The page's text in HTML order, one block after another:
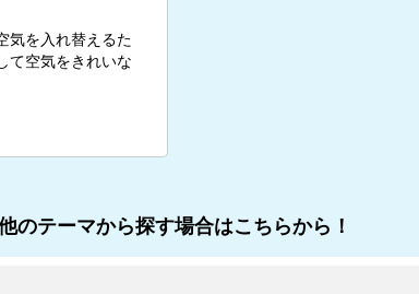
気を入れ替えるた
て空気をきれいな
のテーマから探す場合はこちらから！